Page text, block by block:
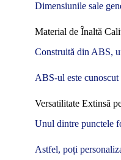
Dimensiunile sale
Material de Înaltă
Construită din ABS,
ABS-ul este
Versatilitate Extinsă
Unul dintre punctele
Astfel, poți